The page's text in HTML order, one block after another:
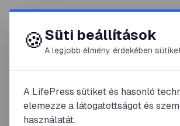
😍 LifePress
🏷️#farsang
1cikk található ezzel a címkével
🍪Süti beállítások
A legjobb élmény érdekében
A LifePress sütiket és hasonló
elemezze a látogatottságot és
használatát.